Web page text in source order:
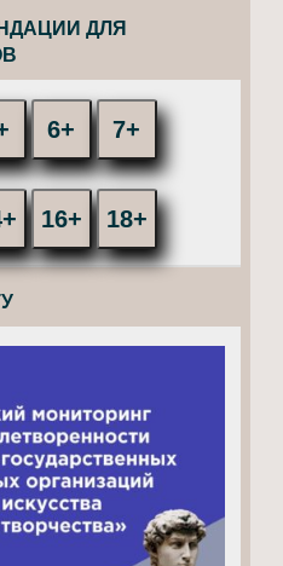
ДЛЯ
6+ 7+
16+ 18+